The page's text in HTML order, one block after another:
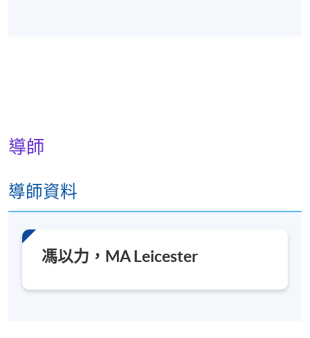
導師
導師資料
馮以力，MA Leicester